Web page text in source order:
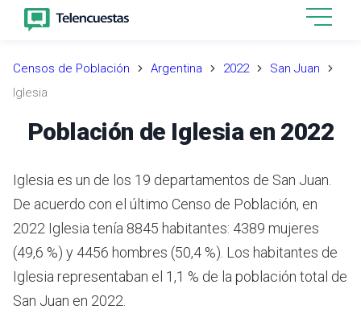
Censos de Población Argentina 2022
San Juan
Iglesia
Población de Iglesia en 2022
Iglesia es un de los 19 departamentos de San Juan.
De acuerdo con el último Censo de Población, en
2022 Iglesia tenía 8845 habitantes: 4389 mujeres
(49,6 %) y 4456 hombres (50,4 %). Los habitantes de
Iglesia representaban el 1,1 % de la población total de
San Juan en 2022.